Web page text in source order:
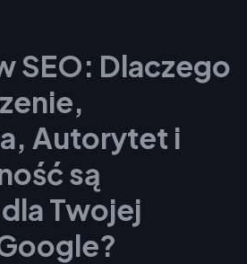
SEO: Dlaczego
Autorytet i
są
Twojej